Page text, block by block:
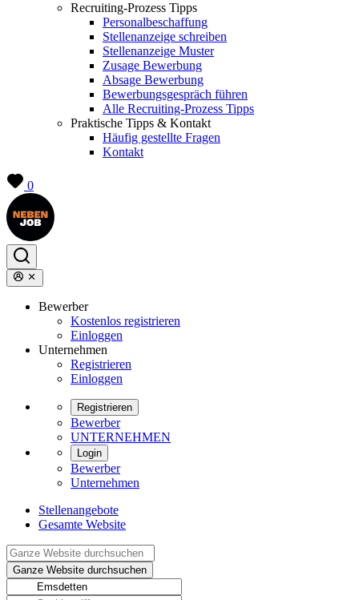
Recruiting-Prozess Tipps
Personalbeschaffung
Stellenanzeige schreiben
Stellenanzeige Muster
Zusage Bewerbung
Absage Bewerbung
Bewerbungsgespräch führen
Alle Recruiting-Prozess Tipps
Praktische Tipps & Kontakt
Häufig gestellte Fragen
Kontakt
0
Bewerber
Kostenlos registrieren
Einloggen
Unternehmen
Registrieren
Einloggen
Registrieren
Bewerber
UNTERNEHMEN
Login
Bewerber
Unternehmen
Stellenangebote
Gesamte Website